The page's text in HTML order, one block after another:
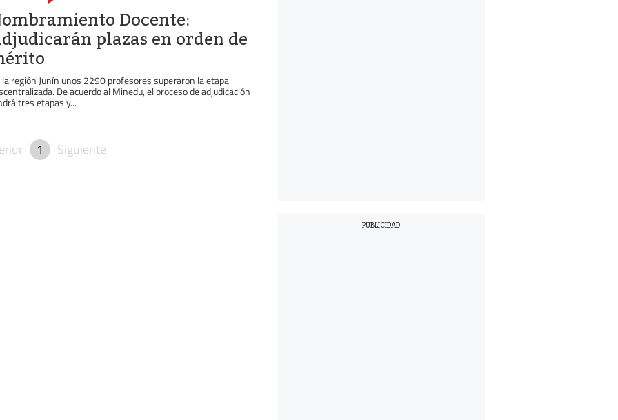
Docente:
plazas en orden de
región Junín unos 2290 profesores superaron la etapa
De acuerdo al Minedu, el proceso de adjudicación
tres etapas y...
1 Siguiente